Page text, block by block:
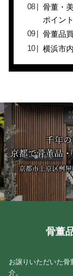
骨董・
ポイント
骨董品
横浜市
骨董
お譲りいただいた骨
介。